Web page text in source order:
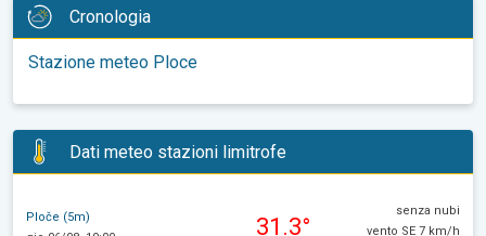
Cronologia
Stazione meteo Ploce
Dati meteo stazioni limitrofe
Ploče (5m)
31.3°
senza nubi
vento SE 7 km/h